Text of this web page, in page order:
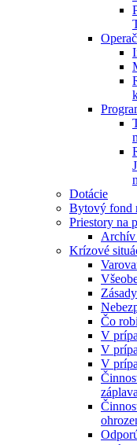
Dotácie
Bytový fond
Priestory na
Krízové
Čo
V
V
V